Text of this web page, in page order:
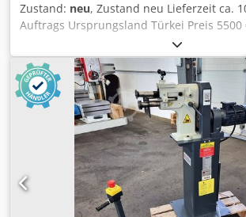
Zustand: neu, Zustand neu Lieferzeit ca.
Auftrags Ursprungsland Türkei Preis 5500
Nae Abmjk Leasingrate 106.15 € Max.
Baustahl 2.5 mm Ausladung 160 mm
Werkzeuganzahl 4 Stk.
Drehzahl 13 1/min Länge 1475 mm Breite
1200 mm Gewicht 320 kg
Reduktormotor Fußpedal für Vorwärts/
verstellbare Unterwelle Stahlwellen mit
Walzensätze Untergestell
oderENGLISCH Ausrüstung gemäß CE
ALTERNATIVE (PREIS AUF ANFRAGE): HIBKS
hydraulischer Oberwalzenzustellung